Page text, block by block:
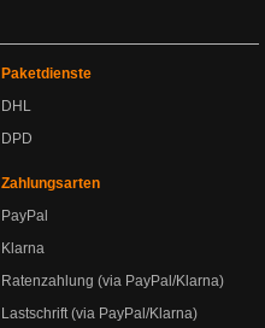
Paketdienste
DHL
DPD
Zahlungsarten
PayPal
Klarna
Ratenzahlung (via PayPal/Klarna)
Lastschrift (via PayPal/Klarna)